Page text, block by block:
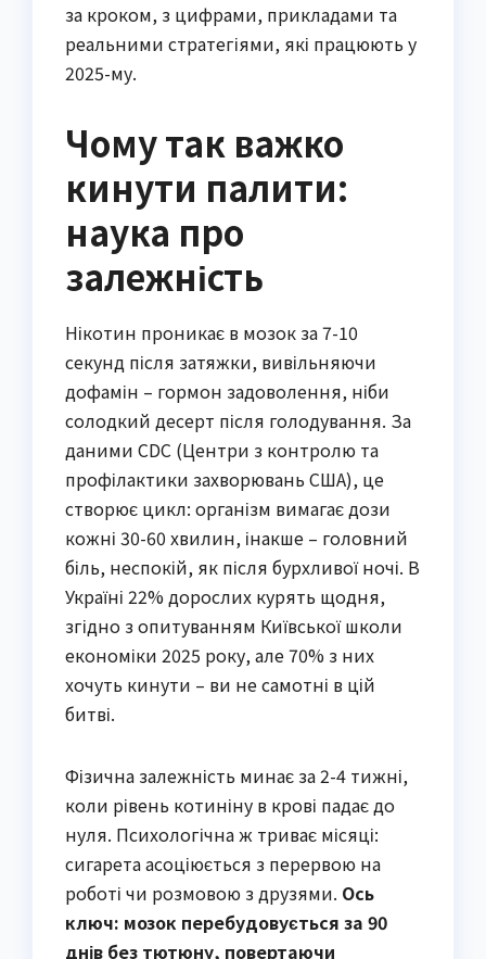
за кроком, з цифрами, прикладами та
реальними стратегіями, які працюють у
2025-му.
Чому так важко
кинути палити:
наука про
залежність
Нікотин проникає в мозок за 7-10
секунд після затяжки, вивільняючи
дофамін – гормон задоволення, ніби
солодкий десерт після голодування. За
даними CDC (Центри з контролю та
профілактики захворювань США), це
створює цикл: організм вимагає дози
кожні 30-60 хвилин, інакше – головний
біль, неспокій, як після бурхливої ночі. В
Україні 22% дорослих курять щодня,
згідно з опитуванням Київської школи
економіки 2025 року, але 70% з них
хочуть кинути – ви не самотні в цій
битві.
Фізична залежність минає за 2-4 тижні,
коли рівень котиніну в крові падає до
нуля. Психологічна ж триває місяці:
сигарета асоціюється з перервою на
роботі чи розмовою з друзями. Ось
ключ: мозок перебудовується за 90
днів без тютюну, повертаючи